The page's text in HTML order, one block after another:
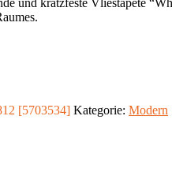
[5703534] Kategorie: Modern